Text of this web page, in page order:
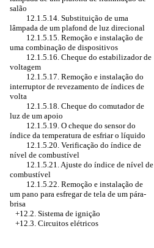
salão
12.1.5.14. Substituição de uma
lâmpada de um plafond de luz direcional
12.1.5.15. Remoção e instalação de
uma combinação de dispositivos
12.1.5.16. Cheque do estabilizador de
voltagem
12.1.5.17. Remoção e instalação do
interruptor de revezamento de índices de
volta
12.1.5.18. Cheque do comutador de
luz de um apoio
12.1.5.19. O cheque do sensor do
índice da temperatura de esfriar o líquido
12.1.5.20. Verificação do índice de
nível de combustível
12.1.5.21. Ajuste do índice de nível de
combustível
12.1.5.22. Remoção e instalação de
um pano para esfregar de tela de um pára-
brisa
+12.2. Sistema de ignição
+12.3. Circuitos elétricos